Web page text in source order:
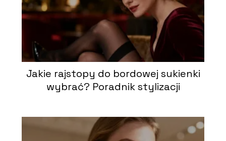
Jakie rajstopy do bordowej sukienki
wybrać? Poradnik stylizacji